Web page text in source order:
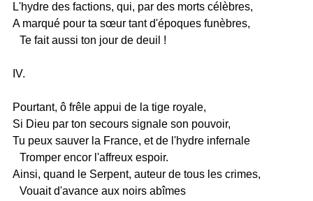
L'hydre des factions, qui, par des morts célèbres,
A marqué pour ta sœur tant d'époques funèbres,
Te fait aussi ton jour de deuil !
IV.
Pourtant, ô frêle appui de la tige royale,
Si Dieu par ton secours signale son pouvoir,
Tu peux sauver la France, et de l'hydre infernale
Tromper encor l'affreux espoir.
Ainsi, quand le Serpent, auteur de tous les crimes,
Vouait d'avance aux noirs abîmes